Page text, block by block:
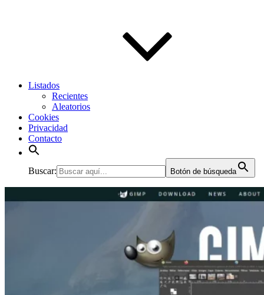
Listados
Recientes
Aleatorios
Cookies
Privacidad
Contacto
Buscar: Botón de búsqueda